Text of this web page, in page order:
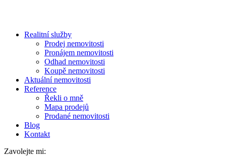
Realitní služby
Prodej nemovitosti
Pronájem nemovitosti
Odhad nemovitosti
Koupě nemovitosti
Aktuální nemovitosti
Reference
Řekli o mně
Mapa prodejů
Prodané nemovitosti
Blog
Kontakt
Zavolejte mi: